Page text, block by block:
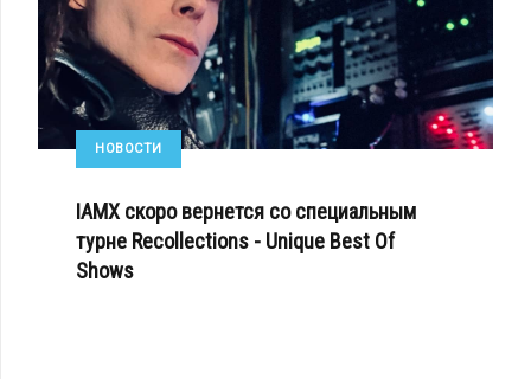
НОВОСТИ
IAMX скоро вернется со специальным
турне Recollections - Unique Best Of
Shows